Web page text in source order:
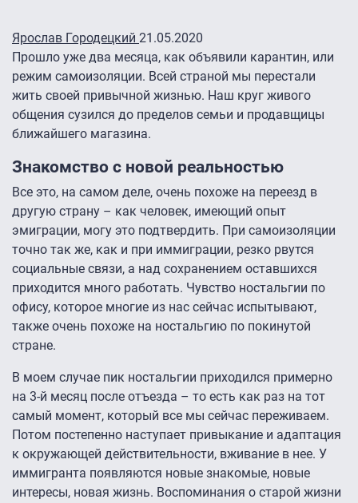
Ярослав Городецкий 21.05.2020
Прошло уже два месяца, как объявили карантин, или
режим самоизоляции. Всей страной мы перестали
жить своей привычной жизнью. Наш круг живого
общения сузился до пределов семьи и продавщицы
ближайшего магазина.
Знакомство с новой реальностью
Все это, на самом деле, очень похоже на переезд в
другую страну – как человек, имеющий опыт
эмиграции, могу это подтвердить. При самоизоляции
точно так же, как и при иммиграции, резко рвутся
социальные связи, а над сохранением оставшихся
приходится много работать. Чувство ностальгии по
офису, которое многие из нас сейчас испытывают,
также очень похоже на ностальгию по покинутой
стране.
В моем случае пик ностальгии приходился примерно
на 3-й месяц после отъезда – то есть как раз на тот
самый момент, который все мы сейчас переживаем.
Потом постепенно наступает привыкание и адаптация
к окружающей действительности, вживание в нее. У
иммигранта появляются новые знакомые, новые
интересы, новая жизнь. Воспоминания о старой жизни